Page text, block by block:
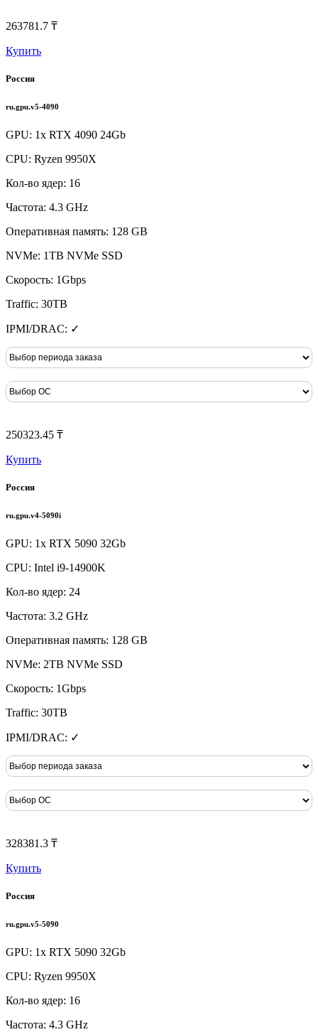
263781.7 ₸
Купить
Россия
ru.gpu.v5-4090
GPU: 1x RTX 4090 24Gb
CPU: Ryzen 9950X
Кол-во ядер: 16
Частота: 4.3 GHz
Оперативная память: 128 GB
NVMe: 1TB NVMe SSD
Скорость: 1Gbps
Traffic: 30TB
IPMI/DRAC: ✓
250323.45 ₸
Купить
Россия
ru.gpu.v4-5090i
GPU: 1x RTX 5090 32Gb
CPU: Intel i9-14900K
Кол-во ядер: 24
Частота: 3.2 GHz
Оперативная память: 128 GB
NVMe: 2TB NVMe SSD
Скорость: 1Gbps
Traffic: 30TB
IPMI/DRAC: ✓
328381.3 ₸
Купить
Россия
ru.gpu.v5-5090
GPU: 1x RTX 5090 32Gb
CPU: Ryzen 9950X
Кол-во ядер: 16
Частота: 4.3 GHz